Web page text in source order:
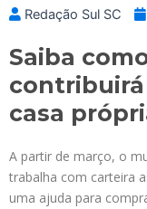
Redação Sul SC
Saiba
contribuirá
casa
A partir de março, o
trabalha com carteira
uma ajuda para